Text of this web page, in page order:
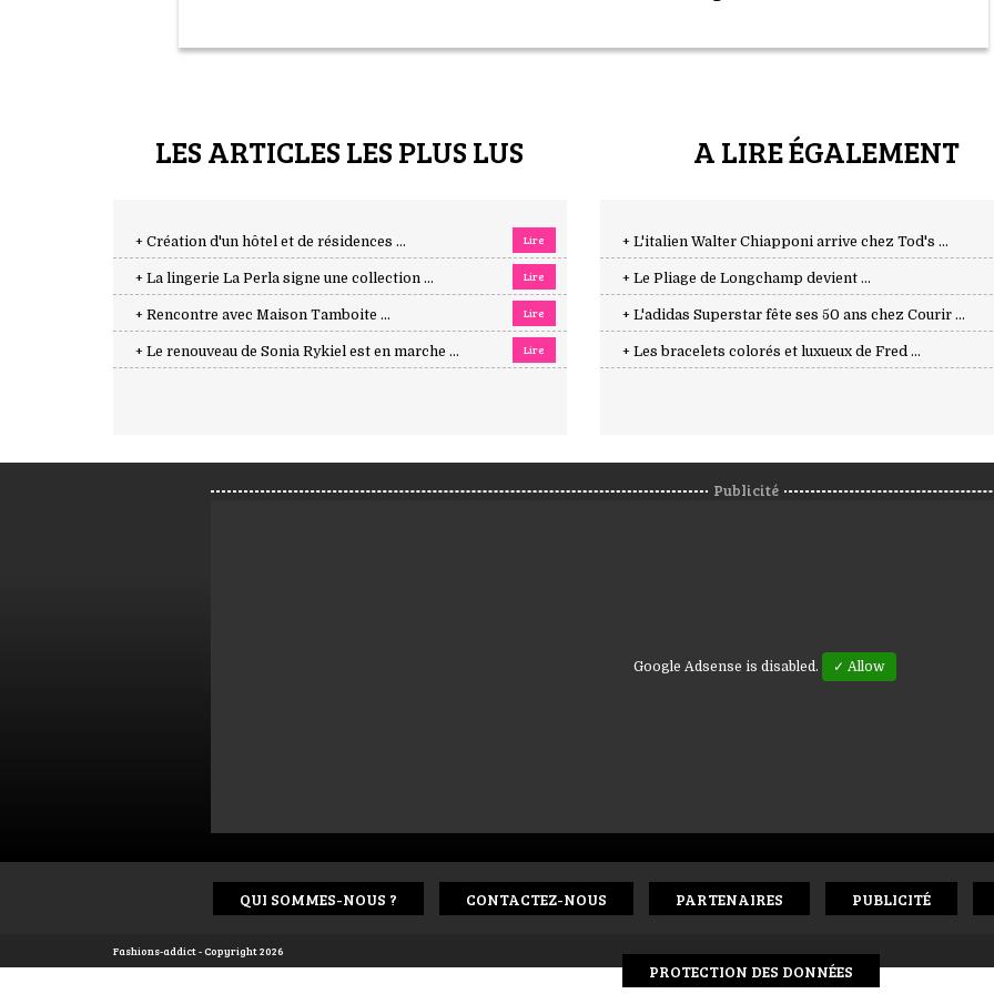
LES ARTICLES LES PLUS LUS
+ Création d'un hôtel et de résidences ... Lire
+ La lingerie La Perla signe une collection ... Lire
+ Rencontre avec Maison Tamboite ... Lire
+ Le renouveau de Sonia Rykiel est en marche ... Lire
A LIRE ÉGALEMENT
+ L'italien Walter Chiapponi arrive chez Tod's ...
+ Le Pliage de Longchamp devient ...
+ L'adidas Superstar fête ses 50 ans chez Courir ...
+ Les bracelets colorés et luxueux de Fred ...
Publicité
Google Adsense is disabled. ✓ Allow
QUI SOMMES-NOUS ? CONTACTEZ-NOUS PARTENAIRES PUBLICITÉ
PROTECTION DES DONNÉES
Fashions-addict - Copyright 2026